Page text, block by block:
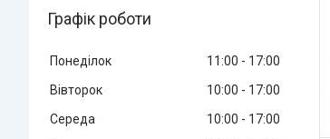
Графік роботи
Понеділок 11:00
17:00
Вівторок
10:00
17:00
Середа
10:00
17:00